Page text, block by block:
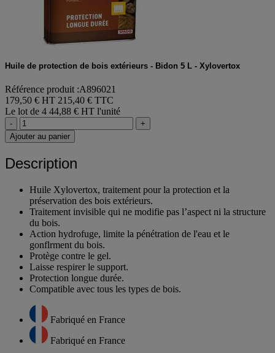
Huile de protection de bois extérieurs - Bidon 5 L - Xylovertox
Référence produit :A896021
179,50 € HT 215,40 € TTC
Le lot de 4 44,88 € HT l'unité
-
+
Ajouter au panier
Description
Huile Xylovertox, traitement pour la protection et la
préservation des bois extérieurs.
Traitement invisible qui ne modifie pas l’aspect ni la structure
du bois.
Action hydrofuge, limite la pénétration de l'eau et le
gonflrment du bois.
Protège contre le gel.
Laisse respirer le support.
Protection longue durée.
Compatible avec tous les types de bois.
Fabriqué en France
Fabriqué en France